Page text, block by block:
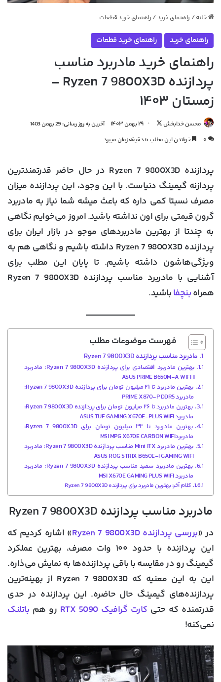
خانه / راهنمای خرید/ راهنمای خرید قطعات
راهنمای خرید راهنمای خرید قطعات
راهنمای خرید مادربرد مناسب
پردازنده Ryzen 7 9800X3D –
زمستان ۱۴۰۳
محسن خدابخش
دنبال
کردن
۲۹ بهمن ۱۴۰۳
آخرین به روز رسانی: 29 بهمن 1403
۰
خواندن این مطلب 6 دقیقه زمان میبرد
پردازنده Ryzen 7 9800X3D در حال حاضر قدرتمندترین
پردازنه گیمینگ دنیاست. با این وجود، این پردازنده میزان
مصرف نسبتا کمی داره که باعث میشه شما نیاز به مادربرد
گرون قیمتی برای اون نداشته باشید. امروز می‌خوایم نگاهی
به چندتا از بهترین مادربردهای موجو در بازار ایران برای
پردازنده Ryzen 7 9800X3D داشته باشیم و نگاهی هم به
ویژگی‌هاشون داشته باشیم. تا پایان این مطلب برای
آشنایی با مادربرد مناسب پردازنده Ryzen 7 9800X3D
همراهبنچفاباشید.
فهرست موضوعات مطلب
مادربرد مناسب پردازنده Ryzen 7 9800X3D
بهترین مادربرد اقتصادی برای پردازنده Ryzen 7 9800X3D: مادربرد
ASUS PRIME B650M-A WIFI II
بهترین مادربرد تا ۲۱ میلیون تومان برای پردازنده Ryzen 7 9800X3D:
مادربرد PRIME X870-P DDR5
بهترین مادربرد تا ۲۶ میلیون تومان برای پردازنده Ryzen 7 9800X3D:
مادربرد ASUS TUF GAMING X670E-PLUS WIFI
بهترین مادربرد تا ۳۲ میلیون تومان برای Ryzen 7 9800X3D:
مادربردMSI MPG X670E CARBON WIFI
بهترین مادربرد Mini ITX مناسب پردازنده Ryzen 7 9800X3D: مادربرد
ASUS ROG STRIX B650E-I GAMING WIFI
بهترین مادربرد سفید مناسب پردازنده Ryzen 7 9800X3D: مادربرد
مادربرد MSI X670E GAMING PLUS WIFI
کلام آخر: بهترین مادربرد برای پردازنده Ryzen 7 9800X3D
مادربرد مناسب پردازنده Ryzen 7 9800X3D
در «بررسی پردازنده Ryzen 7 9800X3D
» اشاره کردیم که
این پردازنده با حدود ۱۰۰ وات مصرف، بهترین عملکرد
گیمینگ رو در مقایسه با باقی پردازنده‌ها به نمایش می‌ذاره.
این به این معنیه که Ryzen 7 9800X3D از بهینه‌ترین
پردازنده‌های گیمینگ حال حاضره. این پردازنده در حدی
قدرتمنده که حتی کارت گرافیک RTX 5090 رو هم باتلنک
نمی‌کنه!